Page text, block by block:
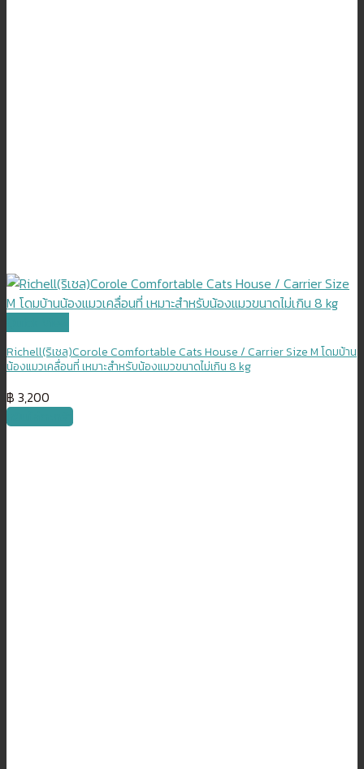
Richell(ริเชล)Corole Comfortable Cats House / Carrier Size M โดมบ้าน
น้องแมวเคลื่อนที่ เหมาะสำหรับน้องแมวขนาดไม่เกิน 8 kg
฿ 3,200
หยิบใส่ตะกร้า